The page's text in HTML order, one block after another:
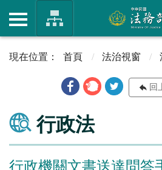
首頁 法治視窗
回
行政法
行政機關文書送達問答